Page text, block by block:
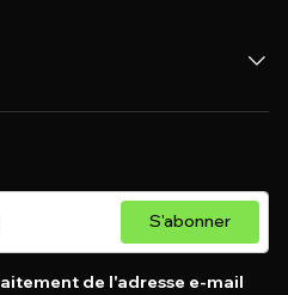
S'abonner
de l'adresse e-mail